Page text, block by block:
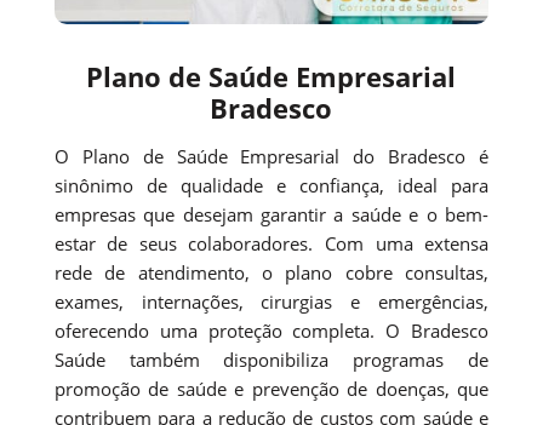
Plano de Saúde Empresarial
Bradesco
O Plano de Saúde Empresarial do Bradesco é
sinônimo de qualidade e confiança, ideal para
empresas que desejam garantir a saúde e o bem-
estar de seus colaboradores. Com uma extensa
rede de atendimento, o plano cobre consultas,
exames, internações, cirurgias e emergências,
oferecendo uma proteção completa. O Bradesco
Saúde também disponibiliza programas de
promoção de saúde e prevenção de doenças, que
contribuem para a redução de custos com saúde e